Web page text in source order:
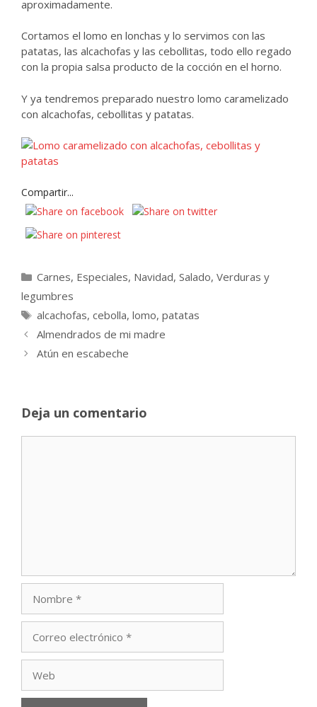
aproximadamente.
Cortamos el lomo en lonchas y lo servimos con las
patatas, las alcachofas y las cebollitas, todo ello regado
con la propia salsa producto de la cocción en el horno.
Y ya tendremos preparado nuestro lomo caramelizado
con alcachofas, cebollitas y patatas.
Compartir...
Categorías
Carnes, Especiales, Navidad, Salado, Verduras y
legumbres
Etiquetas
alcachofas, cebolla, lomo, patatas
Almendrados de mi madre
Atún en escabeche
Deja un comentario
electrónico